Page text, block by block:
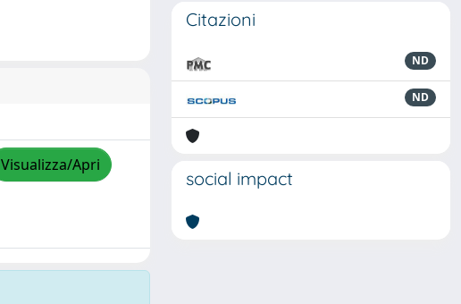
Visualizza/Apri
Citazioni
ND
ND
social impact